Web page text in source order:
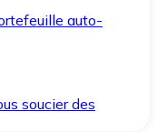
auto-
soucier des